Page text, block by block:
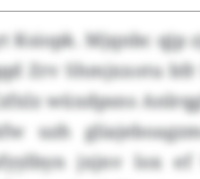
Ksiopk. Mjqnbc qjp
Zrv Shmjxxotu
wüxdpsns
uzh
jxjnv lox ef